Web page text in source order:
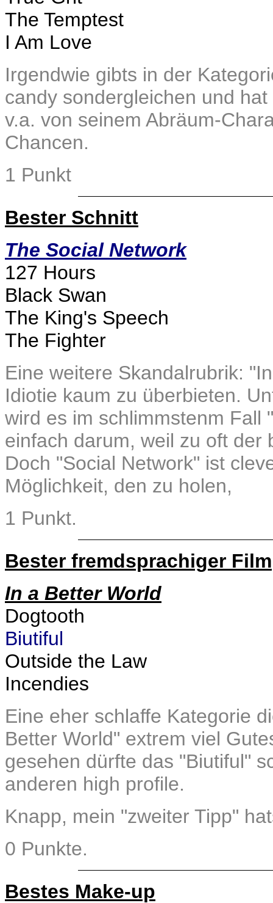
The Temptest
I Am Love
Irgendwie gibts in der
candy sondergleichen und
v.a. von seinem Abräum-
Chancen.
1 Punkt
Bester Schnitt
The Social Network
127 Hours
Black Swan
The King's Speech
The Fighter
Eine weitere Skandalrubrik:
Idiotie kaum zu überbieten.
wird es im schlimmstenm Fall
einfach darum, weil zu oft der
Doch "Social Network" ist
Möglichkeit, den zu holen,
1 Punkt.
Bester fremdsprachiger Film
In a Better World
Dogtooth
Biutiful
Outside the Law
Incendies
Eine eher schlaffe Kategorie
Better World" extrem viel
gesehen dürfte das "Biutiful"
anderen high profile.
Knapp, mein "zweiter Tipp"
0 Punkte.
Bestes Make-up